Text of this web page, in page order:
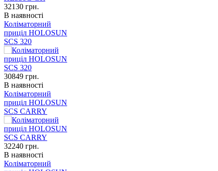
32130 грн.
В наявності
Коліматорний
приціл HOLOSUN
SCS 320
30849 грн.
В наявності
Коліматорний
приціл HOLOSUN
SCS CARRY
32240 грн.
В наявності
Коліматорний